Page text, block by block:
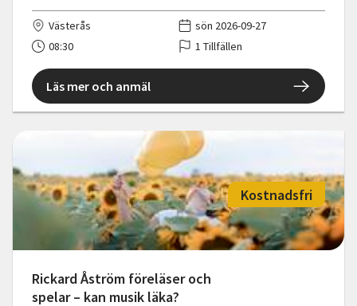
Västerås
sön 2026-09-27
08:30
1 Tillfällen
Läs mer och anmäl
Rickard Åström föreläser och
spelar – kan musik läka?
Kostnadsfri